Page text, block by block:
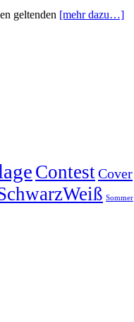
geltenden [mehr dazu…]
ContestCover
Sommer